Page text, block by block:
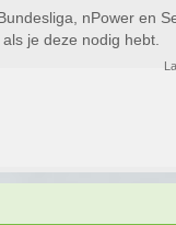
nPower en
je deze nodig hebt.